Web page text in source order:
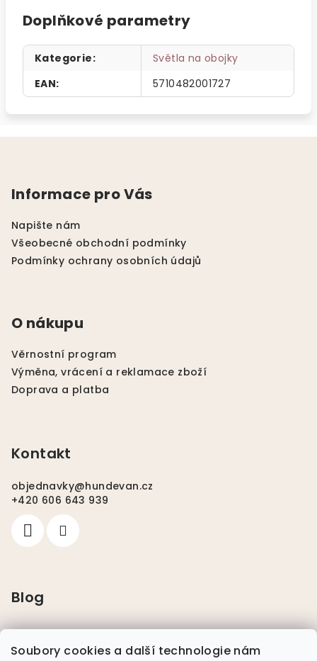
Soubory cookies a další technologie nám
Doplňkové parametry
Kategorie:
Světla na obojky
EAN: 5710482001727
Informace pro Vás
Napište nám
Všeobecné obchodní podmínky
Podmínky ochrany osobních údajů
O nákupu
Věrnostní program
Výměna, vrácení a reklamace zboží
Doprava a platba
Kontakt
objednavky@hundevan.cz
+420 606 643 939
Blog
Pláštěnky pro psy